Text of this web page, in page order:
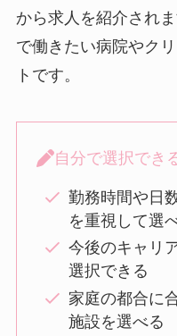
から求人を紹介され
で働きたい病院やク
トです。
自分で選択でき
勤務時間や日
を重視して選
今後のキャリ
選択できる
家庭の都合に
施設を選べる